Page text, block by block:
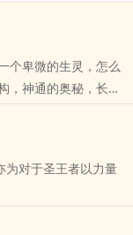
个卑微的生灵，怎么
，神通的奥秘，长生
王，皇，帝，人间
永生》。 梦入神机
神》之后，又一震撼
38072】，希望大
为对于圣王者以力量